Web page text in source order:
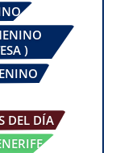
)
DEL DÍA